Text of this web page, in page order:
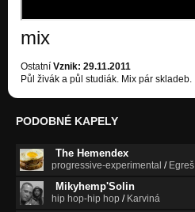
mix
Ostatní Vznik: 29.11.2011
Půl živák a půl studiák. Mix pár skladeb.
PODOBNÉ KAPELY
The Hemendex
progressive-experimental / Egreš
Mikyhemp'Solin
hip hop-hip hop / Karviná